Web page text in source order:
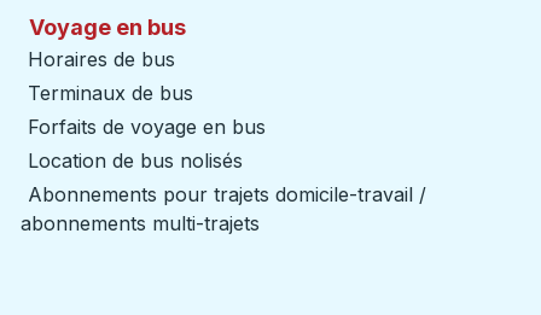
Voyage en bus
Horaires de bus
Terminaux de bus
Forfaits de voyage en bus
Location de bus nolisés
Abonnements pour trajets domicile-travail /
abonnements multi-trajets